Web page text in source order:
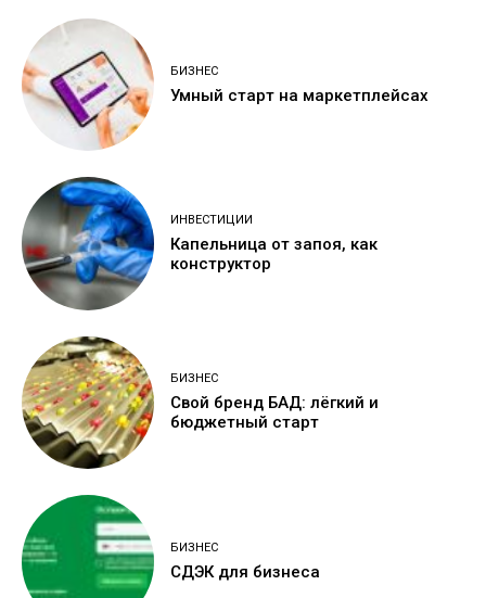
БИЗНЕС
Умный старт на маркетплейсах
ИНВЕСТИЦИИ
Капельница от запоя, как
конструктор
БИЗНЕС
Свой бренд БАД: лёгкий и
бюджетный старт
БИЗНЕС
СДЭК для бизнеса